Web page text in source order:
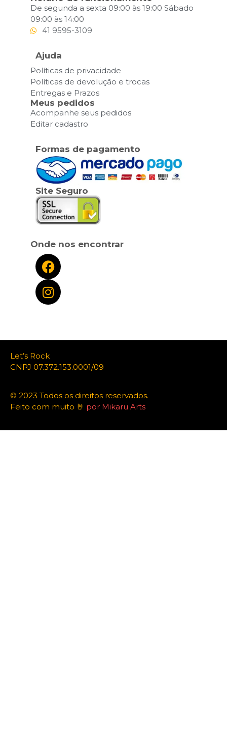
De segunda a sexta 09:00 às 19:00 Sábado
09:00 às 14:00
41 9595-3109
Ajuda
Políticas de privacidade
Políticas de devolução e trocas
Entregas e Prazos
Meus pedidos
Acompanhe seus pedidos
Editar cadastro
Formas de pagamento
Site Seguro
Onde nos encontrar
Let’s Rock
CNPJ 07.372.153.0001/09
© 2023 Todos os direitos reservados.
Feito com muito 🤘 por Mikaru Arts